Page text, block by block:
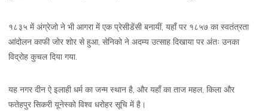
१८३५ में अंग्रेजो ने भी आगरा में एक प्रेसीडेंसी बनायीं, यहाँ पर १८५७ का स्वतंत्रता
आंदोलन काफी जोर शोर से हुआ, सेनिको ने अदम्य उत्साह दिखाया पर अंतः उनका
विद्रोह कुचल दिया गया.
यह नगर दीन ऐ इलाही धर्म का जन्म स्थान है, और यहाँ का ताज महल, किला और
फतेहपुर सिकरी यूनेस्को विश्व धरोहर सूचि में है।